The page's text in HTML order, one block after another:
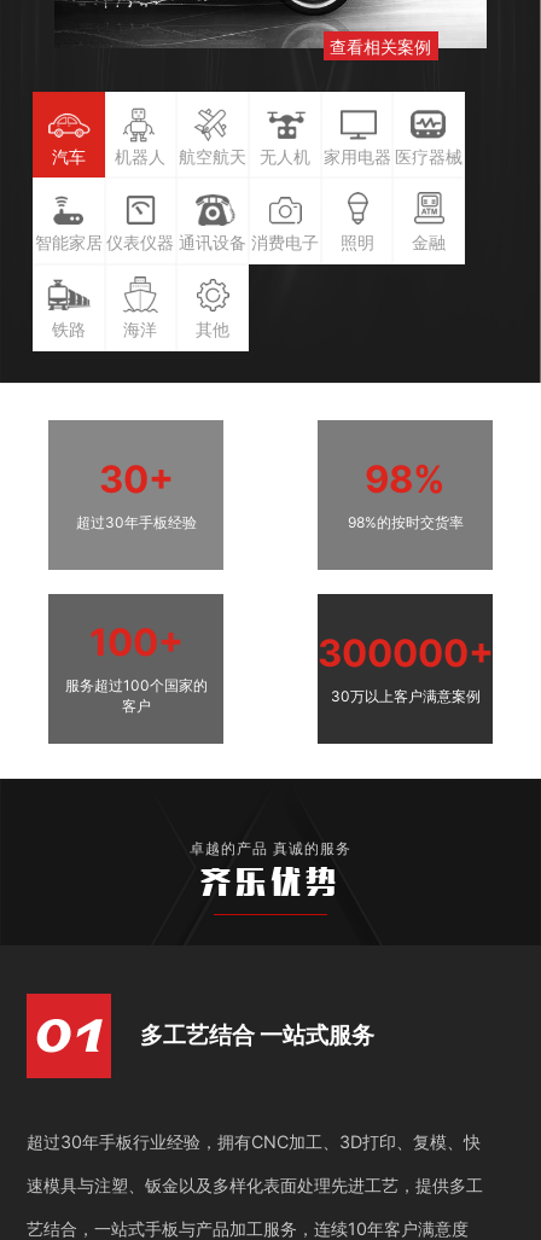
查看相关案例
汽车 机器人 航空航天 无人机 家用电器 医疗器械
智能家居 仪表仪器 通讯设备 消费电子 照明 金融
铁路 海洋 其他
30+
超过30年手板经验
98%
98%的按时交货率
100+
服务超过100个国家的
客户
300000+
30万以上客户满意案例
卓越的产品 真诚的服务
齐乐优势
多工艺结合 一站式服务
超过30年手板行业经验，拥有CNC加工、3D打印、复模、快
速模具与注塑、钣金以及多样化表面处理先进工艺，提供多工
艺结合，一站式手板与产品加工服务，连续10年客户满意度